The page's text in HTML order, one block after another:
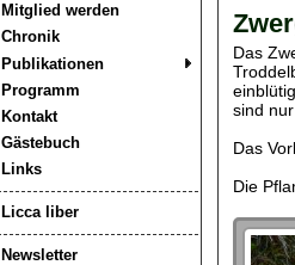
Mitglied werden
Chronik
Publikationen
Programm
Kontakt
Gästebuch
Links
Licca liber
Newsletter
Das
sind
Das
Die